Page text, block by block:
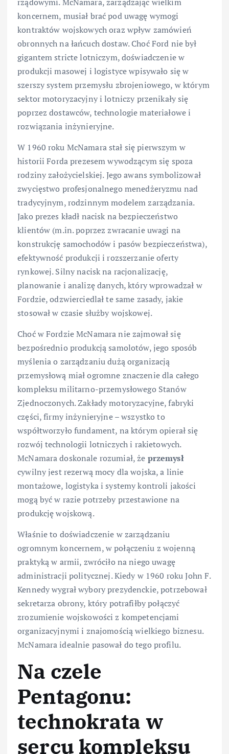
koncernem, musiał brać pod uwagę wymogi
kontraktów wojskowych oraz wpływ zamówień
obronnych na łańcuch dostaw. Choć Ford nie był
gigantem stricte lotniczym, doświadczenie w
produkcji masowej i logistyce wpisywało się w
szerszy system przemysłu zbrojeniowego, w którym
sektor motoryzacyjny i lotniczy przenikały się
poprzez dostawców, technologie materiałowe i
rozwiązania inżynieryjne.
W 1960 roku McNamara stał się pierwszym w
historii Forda prezesem wywodzącym się spoza
rodziny założycielskiej. Jego awans symbolizował
zwycięstwo profesjonalnego menedżeryzmu nad
tradycyjnym, rodzinnym modelem zarządzania.
Jako prezes kładł nacisk na bezpieczeństwo
klientów (m.in. poprzez zwracanie uwagi na
konstrukcję samochodów i pasów bezpieczeństwa),
efektywność produkcji i rozszerzanie oferty
rynkowej. Silny nacisk na racjonalizację,
planowanie i analizę danych, który wprowadzał w
Fordzie, odzwierciedlał te same zasady, jakie
stosował w czasie służby wojskowej.
Choć w Fordzie McNamara nie zajmował się
bezpośrednio produkcją samolotów, jego sposób
myślenia o zarządzaniu dużą organizacją
przemysłową miał ogromne znaczenie dla całego
kompleksu militarno-przemysłowego Stanów
Zjednoczonych. Zakłady motoryzacyjne, fabryki
części, firmy inżynieryjne – wszystko to
współtworzyło fundament, na którym opierał się
rozwój technologii lotniczych i rakietowych.
McNamara doskonale rozumiał, że przemysł
cywilny jest rezerwą mocy dla wojska, a linie
montażowe, logistyka i systemy kontroli jakości
mogą być w razie potrzeby przestawione na
produkcję wojskową.
Właśnie to doświadczenie w zarządzaniu
ogromnym koncernem, w połączeniu z wojenną
praktyką w armii, zwróciło na niego uwagę
administracji politycznej. Kiedy w 1960 roku John F.
Kennedy wygrał wybory prezydenckie, potrzebował
sekretarza obrony, który potrafiłby połączyć
zrozumienie wojskowości z kompetencjami
organizacyjnymi i znajomością wielkiego biznesu.
McNamara idealnie pasował do tego profilu.
Na czele
Pentagonu:
technokrata w
sercu kompleksu